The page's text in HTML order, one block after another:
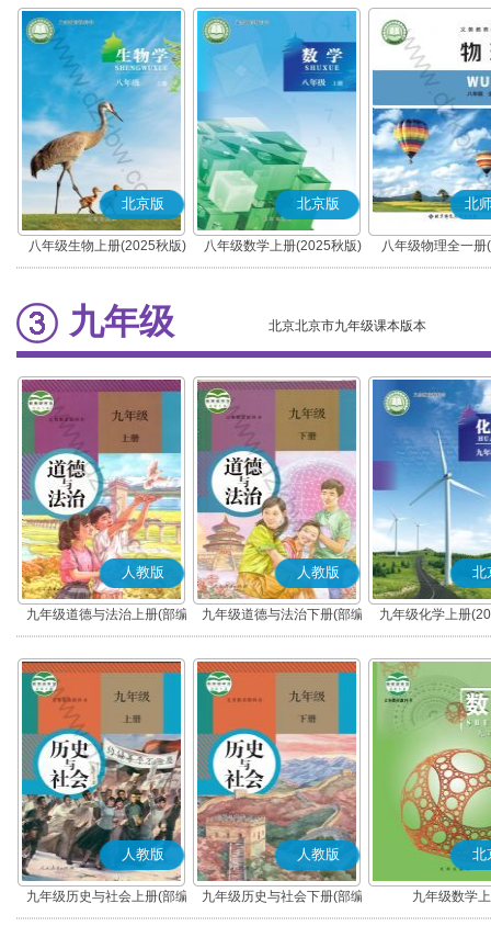
北京版
八年级生物上册(2025秋版)
北京版
八年级数学上册(2025秋版)
北
八年级物理全一册
版)(北京版)
九年级 北京北京市九年级课本版本
人教版
九年级道德与法治上册(部编
版)
人教版
九年级道德与法治下册(部编
版)
北
九年级化学上册
人教版
九年级历史与社会上册(部编
版)
人教版
九年级历史与社会下册(部编
版)
北
九年级数学